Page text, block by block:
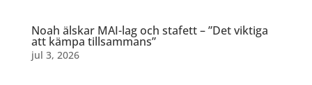
Noah älskar MAI-lag och stafett – ”Det viktiga
att kämpa tillsammans”
jul 3, 2026